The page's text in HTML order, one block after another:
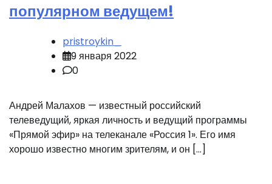
популярном ведущем!
pristroykin_
9 января 2022
0
Андрей Малахов — известный российский
телеведущий, яркая личность и ведущий программы
«Прямой эфир» на телеканале «Россия 1». Его имя
хорошо известно многим зрителям, и он […]